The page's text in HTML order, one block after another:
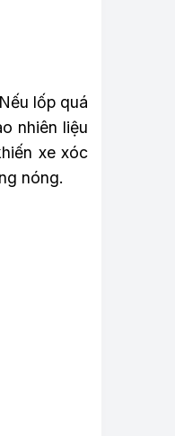
lốp quá
nhiên liệu
xe xóc
nóng.